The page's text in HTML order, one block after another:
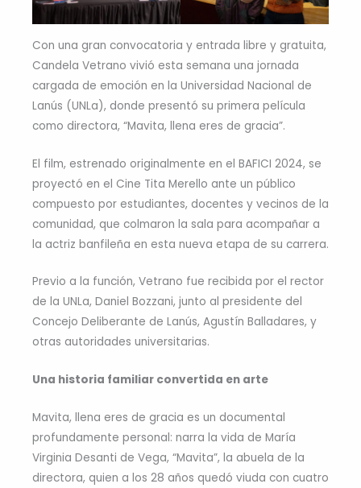
Con una gran convocatoria y entrada libre y gratuita,
Candela Vetrano vivió esta semana una jornada
cargada de emoción en la Universidad Nacional de
Lanús (UNLa), donde presentó su primera película
como directora, “Mavita, llena eres de gracia”.
El film, estrenado originalmente en el BAFICI 2024, se
proyectó en el Cine Tita Merello ante un público
compuesto por estudiantes, docentes y vecinos de la
comunidad, que colmaron la sala para acompañar a
la actriz banfileña en esta nueva etapa de su carrera.
Previo a la función, Vetrano fue recibida por el rector
de la UNLa, Daniel Bozzani, junto al presidente del
Concejo Deliberante de Lanús, Agustín Balladares, y
otras autoridades universitarias.
Una historia familiar convertida en arte
Mavita, llena eres de gracia es un documental
profundamente personal: narra la vida de María
Virginia Desanti de Vega, “Mavita”, la abuela de la
directora, quien a los 28 años quedó viuda con cuatro